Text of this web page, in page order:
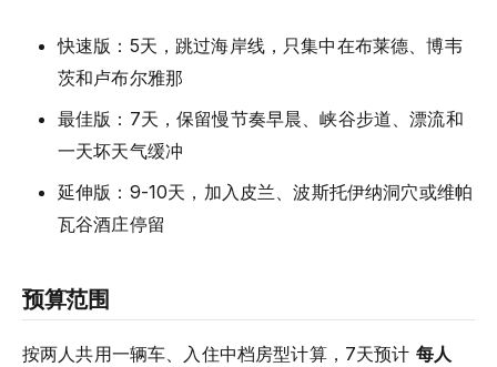
快速版：5天，跳过海岸线，只集中在布莱德、博韦
茨和卢布尔雅那
最佳版：7天，保留慢节奏早晨、峡谷步道、漂流和
一天坏天气缓冲
延伸版：9-10天，加入皮兰、波斯托伊纳洞穴或维帕
瓦谷酒庄停留
预算范围
按两人共用一辆车、入住中档房型计算，7天预计 每人